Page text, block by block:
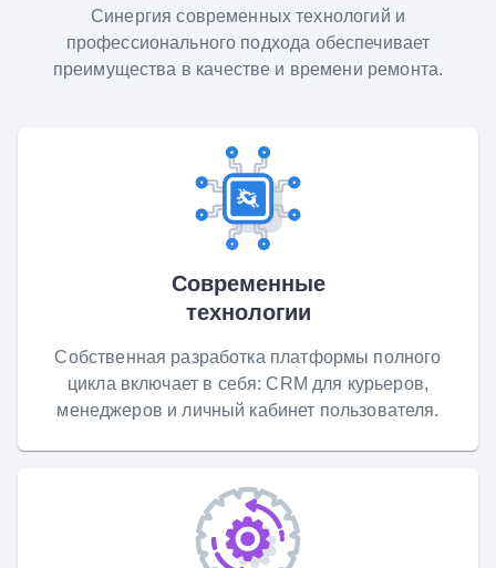
Синергия современных технологий и
профессионального подхода обеспечивает
преимущества в качестве и времени ремонта.
Современные
технологии
Собственная разработка платформы полного
цикла включает в себя: CRM для курьеров,
менеджеров и личный кабинет пользователя.